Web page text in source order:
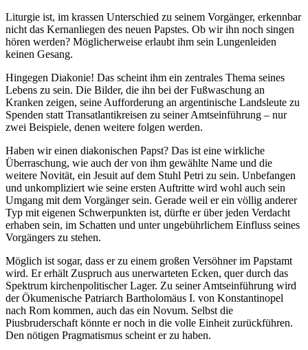
Liturgie ist, im krassen Unterschied zu seinem Vorgänger, erkennbar
nicht das Kernanliegen des neuen Papstes. Ob wir ihn noch singen
hören werden? Möglicherweise erlaubt ihm sein Lungenleiden
keinen Gesang.
Hingegen Diakonie! Das scheint ihm ein zentrales Thema seines
Lebens zu sein. Die Bilder, die ihn bei der Fußwaschung an
Kranken zeigen, seine Aufforderung an argentinische Landsleute zu
Spenden statt Transatlantikreisen zu seiner Amtseinführung – nur
zwei Beispiele, denen weitere folgen werden.
Haben wir einen diakonischen Papst? Das ist eine wirkliche
Überraschung, wie auch der von ihm gewählte Name und die
weitere Novität, ein Jesuit auf dem Stuhl Petri zu sein. Unbefangen
und unkompliziert wie seine ersten Auftritte wird wohl auch sein
Umgang mit dem Vorgänger sein. Gerade weil er ein völlig anderer
Typ mit eigenen Schwerpunkten ist, dürfte er über jeden Verdacht
erhaben sein, im Schatten und unter ungebührlichem Einfluss seines
Vorgängers zu stehen.
Möglich ist sogar, dass er zu einem großen Versöhner im Papstamt
wird. Er erhält Zuspruch aus unerwarteten Ecken, quer durch das
Spektrum kirchenpolitischer Lager. Zu seiner Amtseinführung wird
der Ökumenische Patriarch Bartholomäus I. von Konstantinopel
nach Rom kommen, auch das ein Novum. Selbst die
Piusbruderschaft könnte er noch in die volle Einheit zurückführen.
Den nötigen Pragmatismus scheint er zu haben.